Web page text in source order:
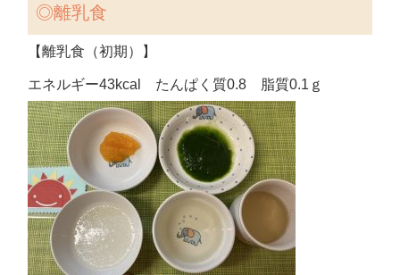
◎離乳食
【離乳食（初期）】
エネルギー43kcal たんぱく質0.8 脂質0.1ｇ